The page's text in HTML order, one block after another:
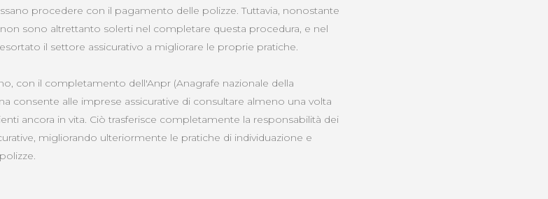
procedere con il pagamento delle polizze. Tuttavia, nonostante
sono altrettanto solerti nel completare questa procedura, e nel
il settore assicurativo a migliorare le proprie pratiche.
con il completamento dell'Anpr (Anagrafe nazionale della
consente alle imprese assicurative di consultare almeno una volta
ancora in vita. Ciò trasferisce completamente la responsabilità dei
migliorando ulteriormente le pratiche di individuazione e